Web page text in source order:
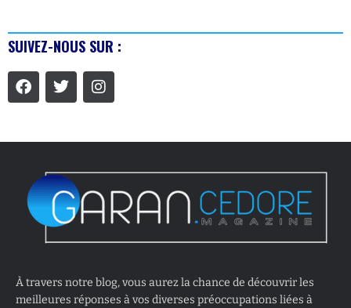
SUIVEZ-NOUS SUR :
À travers notre blog, vous aurez la chance de découvrir les
meilleures réponses à vos diverses préoccupations liées à